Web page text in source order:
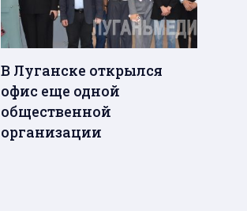
В Луганске открылся
офис еще одной
общественной
организации